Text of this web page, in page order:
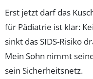
Erst jetzt darf das
für Pädiatrie ist klar:
sinkt das SIDS-Risiko
Mein Sohn nimmt
sein Sicherheitsnetz.